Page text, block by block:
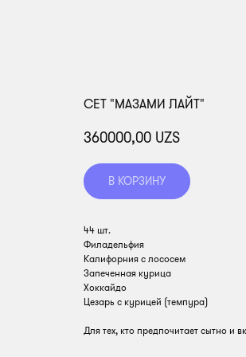
СЕТ "МАЗАМИ ЛАЙТ"
360000,00 UZS
В КОРЗИНУ
44 шт.
Филадельфия
Калифорния с лососем
Запеченная курица
Хоккайдо
Цезарь с курицей (темпура)
Для тех, кто предпочитает сытно и